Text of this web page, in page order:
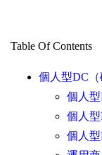
Table Of Contents
個人型DC（
個人
個人
個人